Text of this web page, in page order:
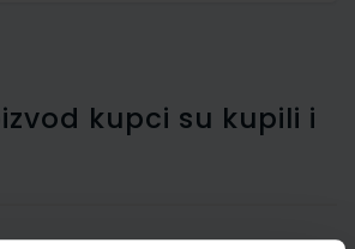
kupci su kupili i